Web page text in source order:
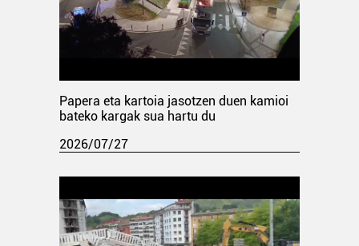
Papera eta kartoia jasotzen duen kamioi
bateko kargak sua hartu du
2026/07/27